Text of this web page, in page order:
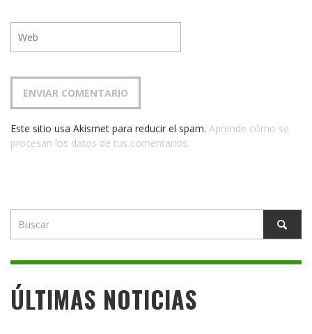
Este sitio usa Akismet para reducir el spam. Aprende cómo se
procesan los datos de tus comentarios.
ÚLTIMAS NOTICIAS